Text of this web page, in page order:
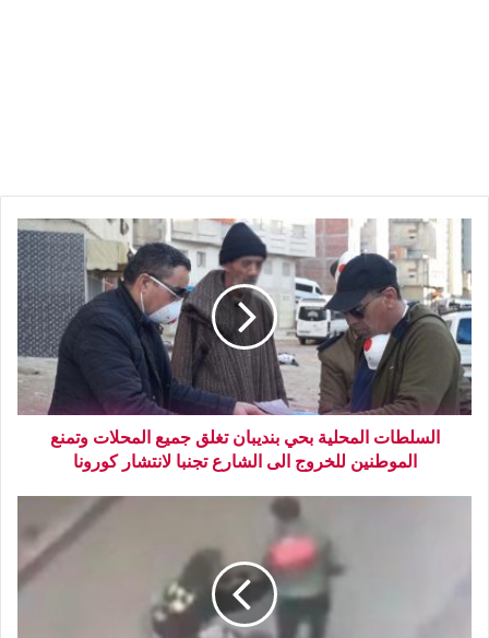
السلطات المحلية بحي بنديبان تغلق جميع المحلات وتمنع
الموطنين للخروج الى الشارع تجنبا لانتشار كورونا